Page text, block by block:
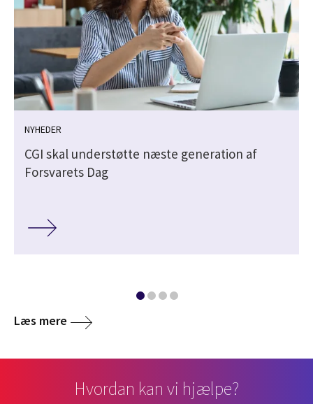
NYHEDER
CGI skal understøtte næste generation af
Forsvarets Dag
Læs mere
Hvordan kan vi hjælpe?